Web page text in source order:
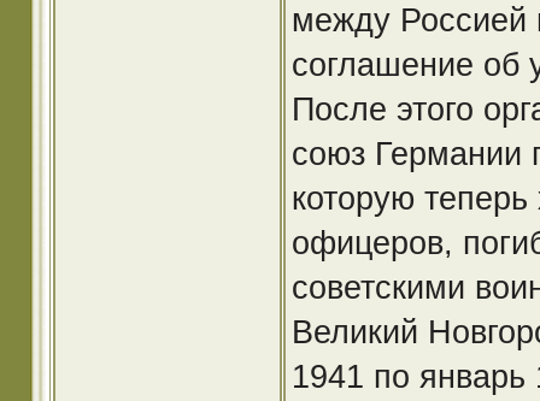
между Россией
соглашение об
После этого
союз Германии
которую
офицеров,
советскими
Великий
1941 по